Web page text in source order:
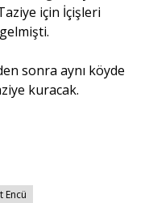
için İçişleri
sonra aynı köyde
kuracak.
Encü